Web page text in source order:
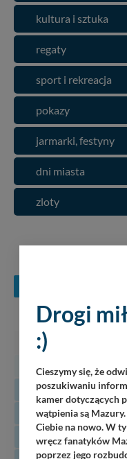
kultura i sztuka
regaty
sport i rekreacja
pokazy
jarmarki, festyny
dni miasta
zloty
WT ŚR
27
3
5
10
11 12
17
18 19
24
25 26
Drogi
:)
Cieszymy się, że
poszukiwaniu
kamer dotyczących
wątpienia są
Ciebie na nowo. W
wręcz fanatyków
poprzez jego